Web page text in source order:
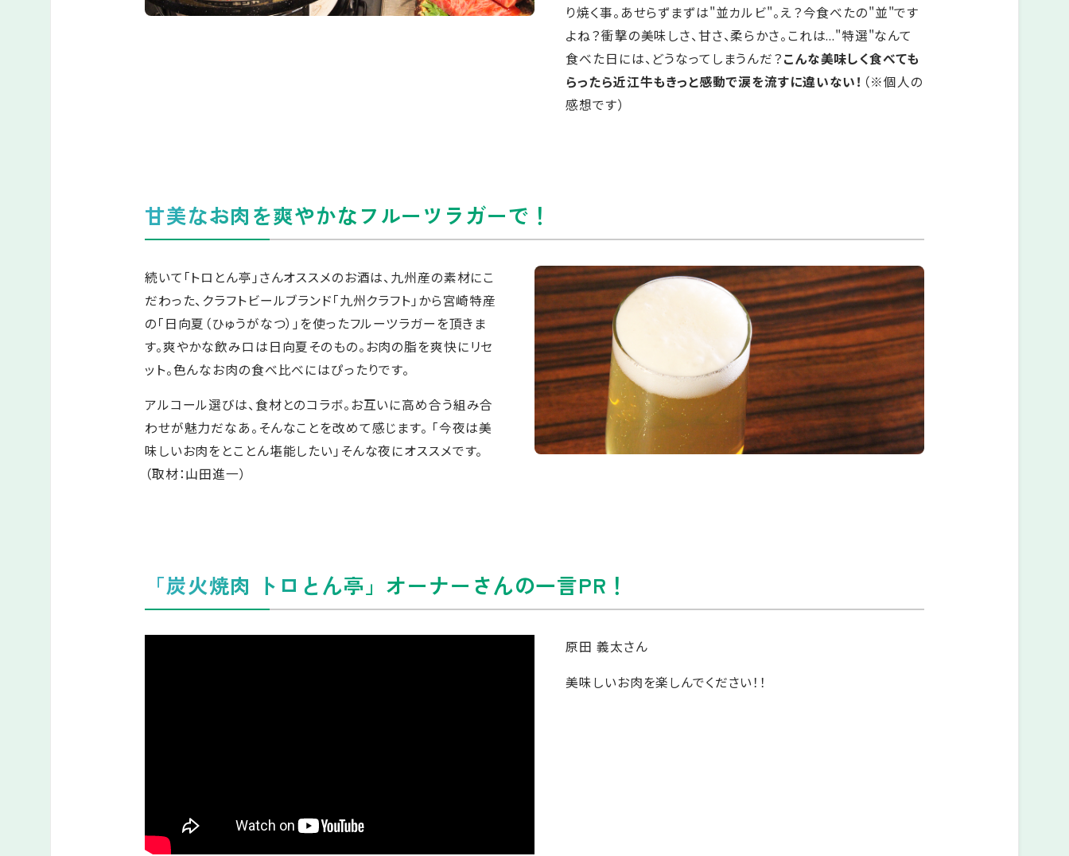
り焼く事。あせらずまずは"並カルビ"。え？今食べたの"並"です
よね？衝撃の美味しさ、甘さ、柔らかさ。これは..."特選"なんて
食べた日には、どうなってしまうんだ？こんな美味しく食べても
らったら近江牛もきっと感動で涙を流すに違いない！ （※個人の
感想です）
甘美なお肉を爽やかなフルーツラガーで！
続いて「トロとん亭」さんオススメのお酒は、九州産の素材にこ
だわった、クラフトビールブランド「九州クラフト」から宮崎特産
の「日向夏（ひゅうがなつ）」を使ったフルーツラガーを頂きま
す。爽やかな飲み口は日向夏そのもの。お肉の脂を爽快にリセ
ット。色んなお肉の食べ比べにはぴったりです。
アルコール選びは、食材とのコラボ。お互いに高め合う組み合
わせが魅力だなあ。そんなことを改めて感じます。 「今夜は美
味しいお肉をとことん堪能したい」そんな夜にオススメです。
（取材：山田進一）
「炭火焼肉 トロとん亭」オーナーさんの一言PR！
原田 義太さん
美味しいお肉を楽しんでください！！